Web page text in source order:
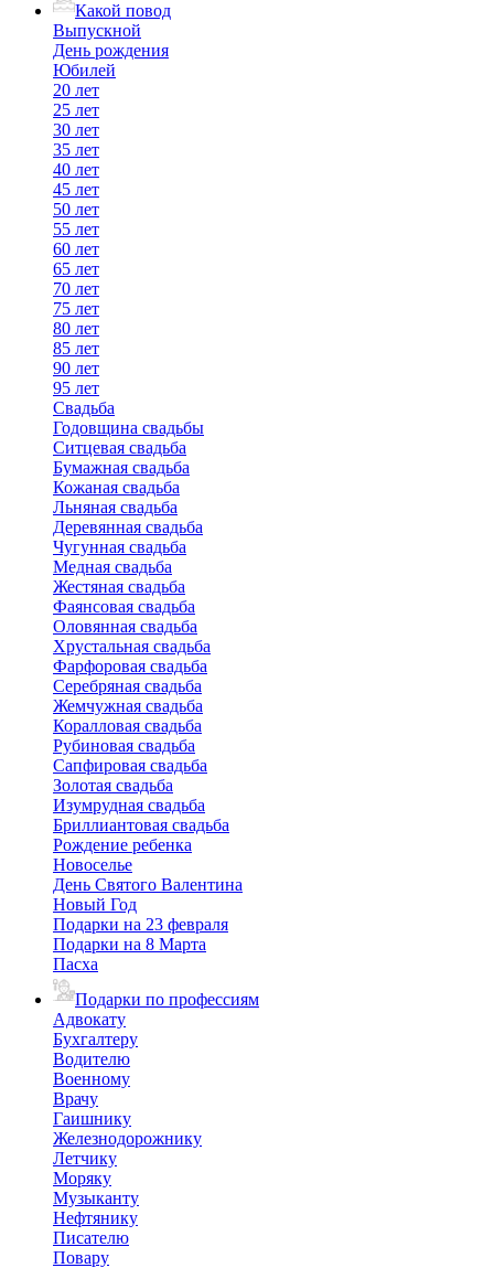
Какой повод
Выпускной
День рождения
Юбилей
20 лет
25 лет
30 лет
35 лет
40 лет
45 лет
50 лет
55 лет
60 лет
65 лет
70 лет
75 лет
80 лет
85 лет
90 лет
95 лет
Свадьба
Годовщина свадьбы
Ситцевая свадьба
Бумажная свадьба
Кожаная свадьба
Льняная свадьба
Деревянная свадьба
Чугунная свадьба
Медная свадьба
Жестяная свадьба
Фаянсовая свадьба
Оловянная свадьба
Хрустальная свадьба
Фарфоровая свадьба
Серебряная свадьба
Жемчужная свадьба
Коралловая свадьба
Рубиновая свадьба
Сапфировая свадьба
Золотая свадьба
Изумрудная свадьба
Бриллиантовая свадьба
Рождение ребенка
Новоселье
День Святого Валентина
Новый Год
Подарки на 23 февраля
Подарки на 8 Марта
Пасха
Подарки по профессиям
Адвокату
Бухгалтеру
Водителю
Военному
Врачу
Гаишнику
Железнодорожнику
Летчику
Моряку
Музыканту
Нефтянику
Писателю
Повару